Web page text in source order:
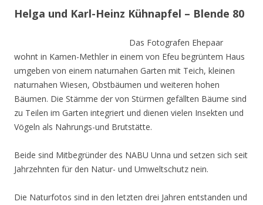
Helga und Karl-Heinz Kühnapfel – Blende 80
Das Fotografen Ehepaar
wohnt in Kamen-Methler in einem von Efeu begrüntem Haus
umgeben von einem naturnahen Garten mit Teich, kleinen
naturnahen Wiesen, Obstbäumen und weiteren hohen
Bäumen. Die Stämme der von Stürmen gefällten Bäume sind
zu Teilen im Garten integriert und dienen vielen Insekten und
Vögeln als Nahrungs-und Brutstätte.
Beide sind Mitbegründer des NABU Unna und setzen sich seit
Jahrzehnten für den Natur- und Umweltschutz nein.
Die Naturfotos sind in den letzten drei Jahren entstanden und